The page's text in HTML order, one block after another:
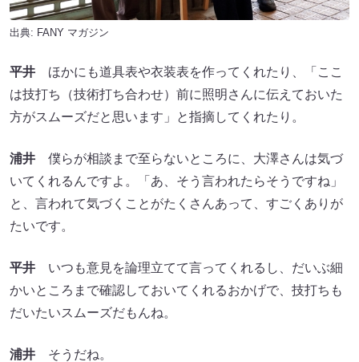
出典: FANY マガジン
平井 ほかにも道具表や衣装表を作ってくれたり、「ここ
は技打ち（技術打ち合わせ）前に照明さんに伝えておいた
方がスムーズだと思います」と指摘してくれたり。
浦井 僕らが相談まで至らないところに、大澤さんは気づ
いてくれるんですよ。「あ、そう言われたらそうですね」
と、言われて気づくことがたくさんあって、すごくありが
たいです。
平井 いつも意見を論理立てて言ってくれるし、だいぶ細
かいところまで確認しておいてくれるおかげで、技打ちも
だいたいスムーズだもんね。
浦井 そうだね。